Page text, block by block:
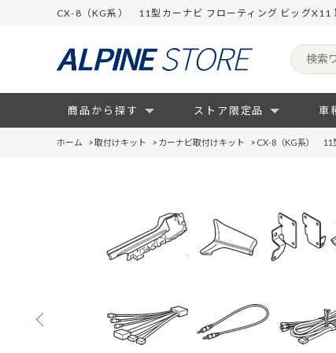
CX-8（KG系） 11型カーナビ フローティング ビッグX11
商品から探す ストア限定品 車
ホーム >取付けキット > カーナビ取付けキット > CX-8（KG系） 11